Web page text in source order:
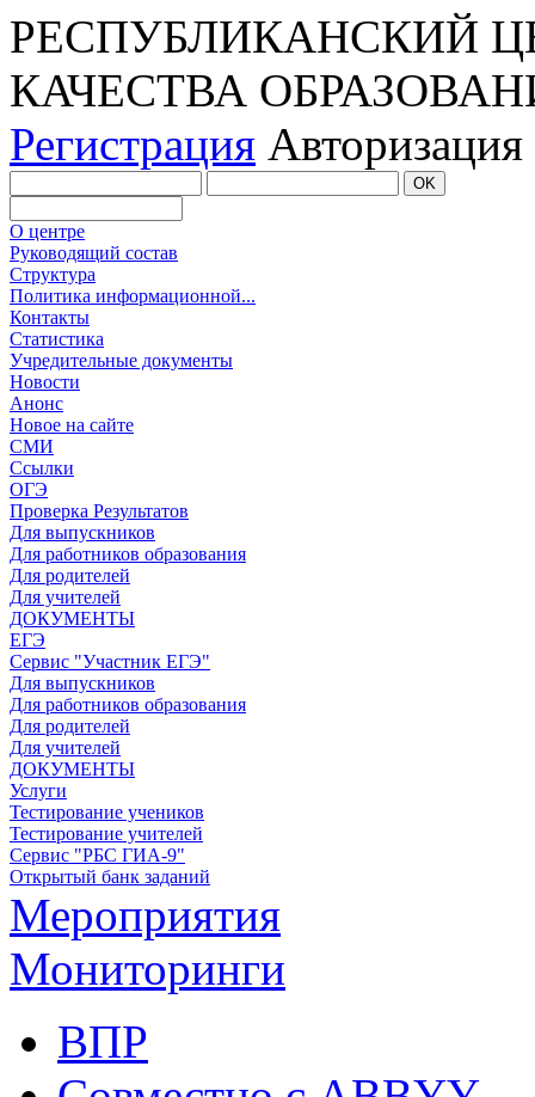
РЕСПУБЛИКАНСКИЙ
КАЧЕСТВА
Регистрация Авторизация
О центре
Руководящий состав
Структура
Политика информационной...
Контакты
Статистика
Учредительные документы
Новости
Анонс
Новое на сайте
СМИ
Ссылки
ОГЭ
Проверка Результатов
Для выпускников
Для работников образования
Для родителей
Для учителей
ДОКУМЕНТЫ
ЕГЭ
Сервис "Участник ЕГЭ"
Для выпускников
Для работников образования
Для родителей
Для учителей
ДОКУМЕНТЫ
Услуги
Тестирование учеников
Тестирование учителей
Сервис "РБС ГИА-9"
Открытый банк заданий
Мероприятия
Мониторинги
ВПР